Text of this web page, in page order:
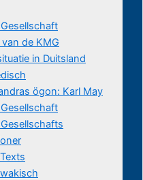
de KMG
in Duitsland
ögon: Karl May